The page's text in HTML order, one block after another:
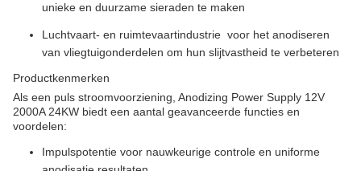
unieke en duurzame sieraden te maken
Luchtvaart- en ruimtevaartindustrie ­ voor het anodiseren
van vliegtuigonderdelen om hun slijtvastheid te verbeteren
Productkenmerken
Als een puls stroomvoorziening, Anodizing Power Supply 12V
2000A 24KW biedt een aantal geavanceerde functies en
voordelen:
Impulspotentie voor nauwkeurige controle en uniforme